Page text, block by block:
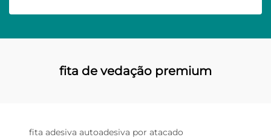
fita de vedação premium
fita adesiva autoadesiva por atacado